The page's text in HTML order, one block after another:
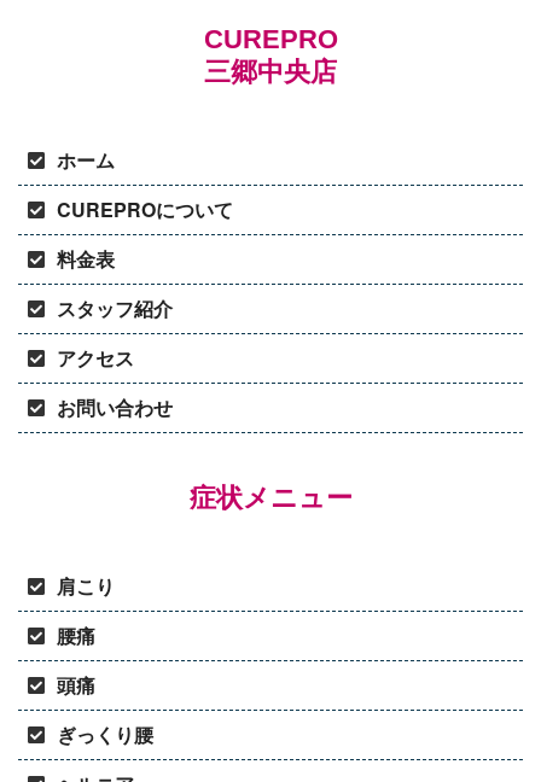
CUREPRO
三郷中央店
ホーム
CUREPROについて
料金表
スタッフ紹介
アクセス
お問い合わせ
症状メニュー
肩こり
腰痛
頭痛
ぎっくり腰